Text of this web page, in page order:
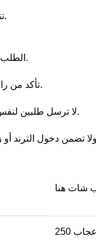
تنفيذ سريع بأسعار مناسبة.
الطلب لا يمكن إلغاؤه بعد تأكيده.
تأكد من رابط المنشور قبل الإرسال.
لا ترسل طلبين لنفس الرابط في نفس الوقت.
شات هنا
250 إعجاب